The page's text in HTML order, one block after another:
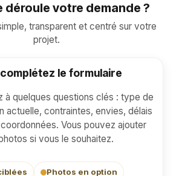
déroule votre demande ?
transparent et centré sur votre
projet.
le formulaire
à quelques questions clés : type de
actuelle, contraintes, envies, délais
Vous pouvez ajouter
si vous le souhaitez.
Photos en option